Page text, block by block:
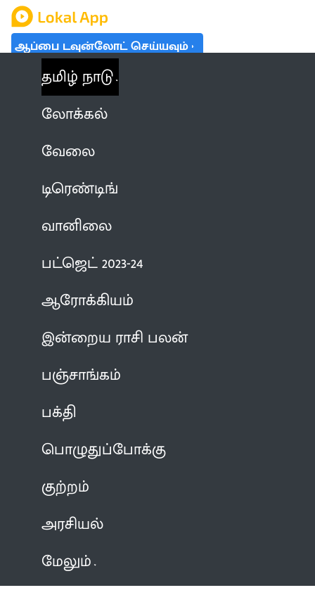
ஆப்பை டவுன்லோட் செய்யவும்
தமிழ் நாடு
லோக்கல்
வேலை
டிரெண்டிங்
வானிலை
பட்ஜெட் 2023-24
ஆரோக்கியம்
இன்றைய ராசி பலன்
பஞ்சாங்கம்
பக்தி
பொழுதுப்போக்கு
குற்றம்
அரசியல்
மேலும்